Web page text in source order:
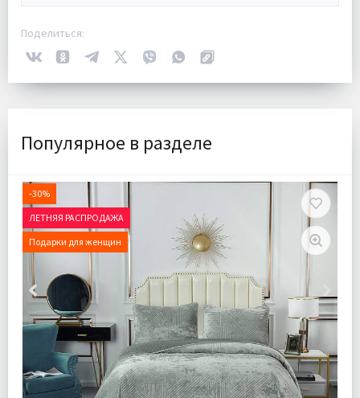
Поделиться:
Популярное в разделе
-30%
ЛЕТНЯЯ РАСПРОДАЖА
Подарки для женщин